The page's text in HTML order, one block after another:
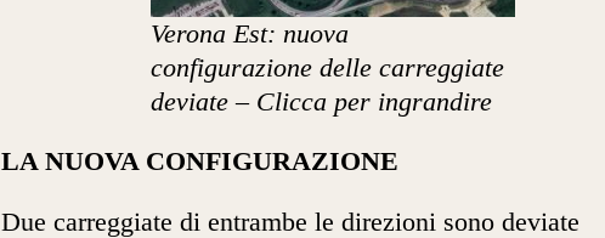
Verona Est: nuova
configurazione delle carreggiate
deviate – Clicca per ingrandire
LA NUOVA CONFIGURAZIONE
Due carreggiate di entrambe le direzioni sono deviate